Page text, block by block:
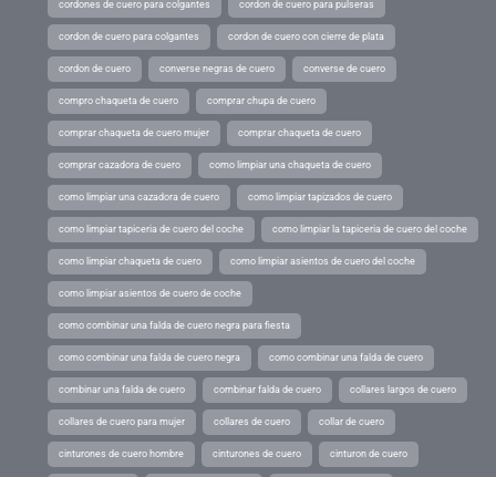
cordones de cuero para colgantes cordon de cuero para pulseras
cordon de cuero para colgantes cordon de cuero con cierre de plata
cordon de cuero converse negras de cuero converse de cuero
compro chaqueta de cuero comprar chupa de cuero
comprar chaqueta de cuero mujer comprar chaqueta de cuero
comprar cazadora de cuero como limpiar una chaqueta de cuero
como limpiar una cazadora de cuero como limpiar tapizados de cuero
como limpiar tapiceria de cuero del coche como limpiar la tapiceria de cuero del coche
como limpiar chaqueta de cuero como limpiar asientos de cuero del coche
como limpiar asientos de cuero de coche
como combinar una falda de cuero negra para fiesta
como combinar una falda de cuero negra como combinar una falda de cuero
combinar una falda de cuero combinar falda de cuero collares largos de cuero
collares de cuero para mujer collares de cuero collar de cuero
cinturones de cuero hombre cinturones de cuero cinturon de cuero